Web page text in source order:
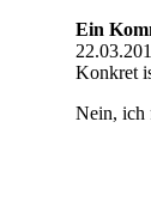
Ein
Konkret
Nein, ich